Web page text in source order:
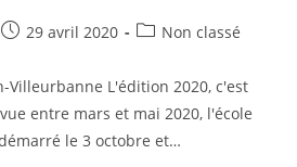
Post29 avril 2020
PostNon classé
Villeurbanne L'édition 2020, c'est
entre mars et mai 2020, l'école
le 3 octobre et…